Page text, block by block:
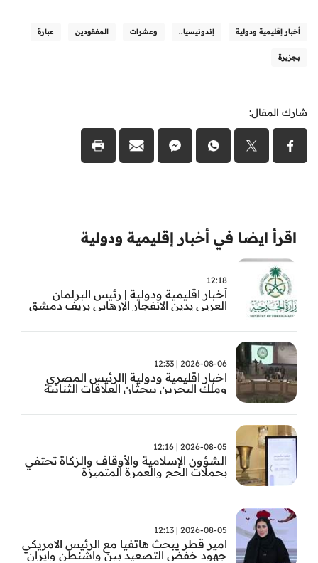
أخبار إقليمية ودولية إندونيسيا.. وعشرات المفقودين عبارة
بجزيرة
شارك المقال:
اقرأ ايضا في أخبار إقليمية ودولية
12:18
أخبار اقليمية ودولية | رئيس البرلمان
العربي يدين الانفجار الإرهابي بريف دمشق
2026-08-06 | 12:33
اخبار اقليمية ودولية |الرئيس المصري
وملك البحرين يبحثان العلاقات الثنائية
2026-08-05 | 12:16
الشؤون الإسلامية والأوقاف والزكاة تحتفي
بحملات الحج والعمرة المتميزة
2026-08-05 | 12:13
امير قطر يبحث هاتفيا مع الرئيس الامريكي
جهود خفض التصعيد بين واشنطن وايران